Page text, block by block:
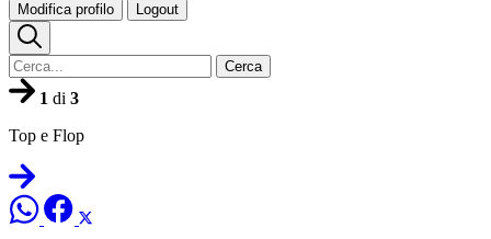
Modifica profilo Logout
Cerca
1 di 3
Top e Flop